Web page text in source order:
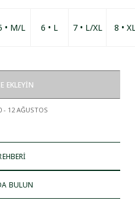
• M/L 6 • L 7 • L/XL 8 •
EKLEYİN
- 12 AĞUSTOS
BULUN